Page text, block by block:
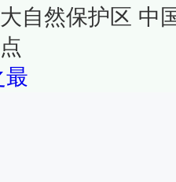
自然保护区 中
最